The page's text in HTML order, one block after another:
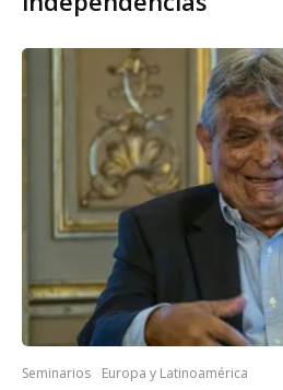
Seminarios Europa y Latinoamérica